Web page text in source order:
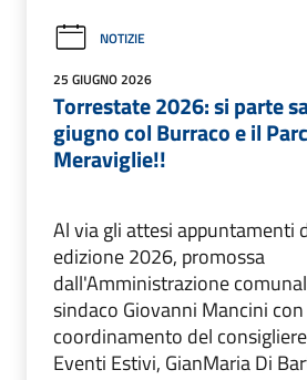
NOTIZIE
25 GIUGNO 2026
Torrestate 2026: si parte
giugno col Burraco e il
Meraviglie!!
Al via gli attesi appuntamenti
edizione 2026, promossa
dall'Amministrazione
sindaco Giovanni Mancini
coordinamento del
Eventi Estivi, GianMaria Di